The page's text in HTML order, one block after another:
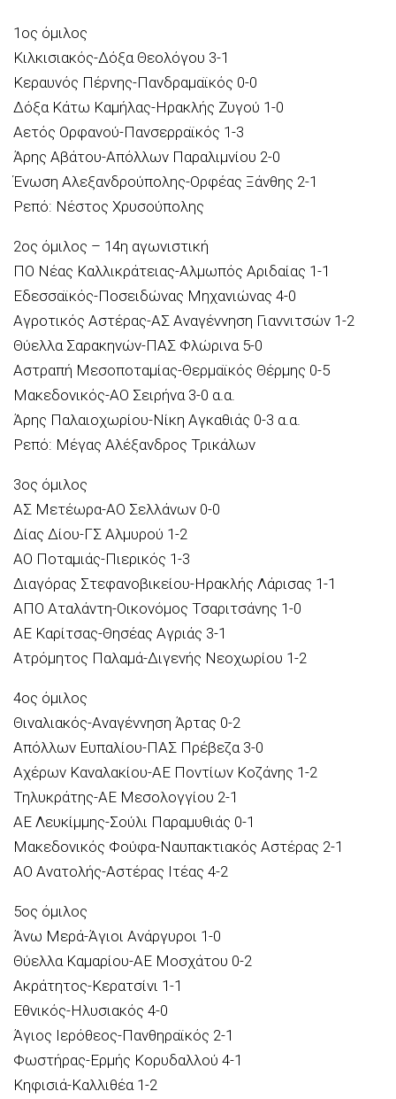
1ος όμιλος
Κιλκισιακός-Δόξα Θεολόγου 3-1
Κεραυνός Πέρνης-Πανδραμαϊκός 0-0
Δόξα Κάτω Καμήλας-Ηρακλής Ζυγού 1-0
Αετός Ορφανού-Πανσερραϊκός 1-3
Άρης Αβάτου-Απόλλων Παραλιμνίου 2-0
Ένωση Αλεξανδρούπολης-Ορφέας Ξάνθης 2-1
Ρεπό: Νέστος Χρυσούπολης
2ος όμιλος – 14η αγωνιστική
ΠΟ Νέας Καλλικράτειας-Αλμωπός Αριδαίας 1-1
Εδεσσαϊκός-Ποσειδώνας Μηχανιώνας 4-0
Αγροτικός Αστέρας-ΑΣ Αναγέννηση Γιαννιτσών 1-2
Θύελλα Σαρακηνών-ΠΑΣ Φλώρινα 5-0
Αστραπή Μεσοποταμίας-Θερμαϊκός Θέρμης 0-5
Μακεδονικός-ΑΟ Σειρήνα 3-0 α.α.
Άρης Παλαιοχωρίου-Νίκη Αγκαθιάς 0-3 α.α.
Ρεπό: Μέγας Αλέξανδρος Τρικάλων
3ος όμιλος
ΑΣ Μετέωρα-ΑΟ Σελλάνων 0-0
Δίας Δίου-ΓΣ Αλμυρού 1-2
ΑΟ Ποταμιάς-Πιερικός 1-3
Διαγόρας Στεφανοβικείου-Ηρακλής Λάρισας 1-1
ΑΠΟ Αταλάντη-Οικονόμος Τσαριτσάνης 1-0
ΑΕ Καρίτσας-Θησέας Αγριάς 3-1
Ατρόμητος Παλαμά-Διγενής Νεοχωρίου 1-2
4ος όμιλος
Θιναλιακός-Αναγέννηση Άρτας 0-2
Απόλλων Ευπαλίου-ΠΑΣ Πρέβεζα 3-0
Αχέρων Καναλακίου-ΑΕ Ποντίων Κοζάνης 1-2
Τηλυκράτης-ΑΕ Μεσολογγίου 2-1
ΑΕ Λευκίμμης-Σούλι Παραμυθιάς 0-1
Μακεδονικός Φούφα-Ναυπακτιακός Αστέρας 2-1
ΑΟ Ανατολής-Αστέρας Ιτέας 4-2
5ος όμιλος
Άνω Μερά-Άγιοι Ανάργυροι 1-0
Θύελλα Καμαρίου-ΑΕ Μοσχάτου 0-2
Ακράτητος-Κερατσίνι 1-1
Εθνικός-Ηλυσιακός 4-0
Άγιος Ιερόθεος-Πανθηραϊκός 2-1
Φωστήρας-Ερμής Κορυδαλλού 4-1
Κηφισιά-Καλλιθέα 1-2